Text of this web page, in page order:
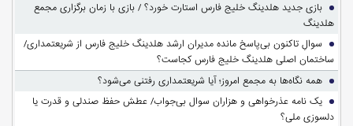
بازی جدید هلدینگ خلیج فارس استارت خورد؟ / بازی با زمان برگزاری مجمع
هلدینگ
سوالِ تاکنون بی‌پاسخ مانده مدیران ارشد هلدینگ خلیج فارس از شریعتمداری/
ساختمان اصلی هلدینگ خلیج فارس کجاست؟
همه نگاه‌ها به مجمع امروز؛ آیا شریعتمداری رفتنی می‌شود؟
یک نامه عذرخواهی و هزاران سوال بی‌جواب/ عطش حفظ صندلی و قدرت یا
دلسوزی ملی؟